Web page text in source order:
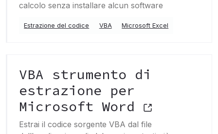
calcolo senza installare alcun software
Estrazione del codice VBA Microsoft Excel
VBA strumento di
estrazione per
Microsoft Word
Estrai il codice sorgente VBA dal file